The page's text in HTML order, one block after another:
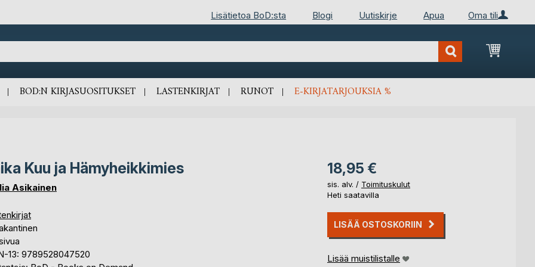
Oma tili
Lisätietoa BoD:sta Blogi Uutiskirje Apua
BOD:N KIRJASUOSITUKSET LASTENKIRJAT RUNOT E-KIRJATARJOUKSIA %
Kuu ja Hämyheikkimies
Asikainen
13: 9789528047520
18,95 €
sis. alv. / Toimituskulut
Heti saatavilla
LISÄÄ OSTOSKORIIN
Lisää muistilistalle